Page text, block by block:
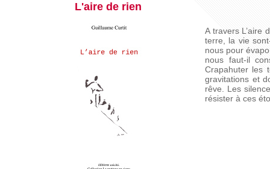
L'aire de rien
A travers L’aire
terre, la vie
nous pour
nous faut-il
Crapahuter les
gravitations et
rêve. Les
résister à ces